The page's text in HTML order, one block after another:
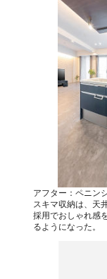
アフター：ペニン
スキマ収納は、天
採用でおしゃれ感
るようになった。